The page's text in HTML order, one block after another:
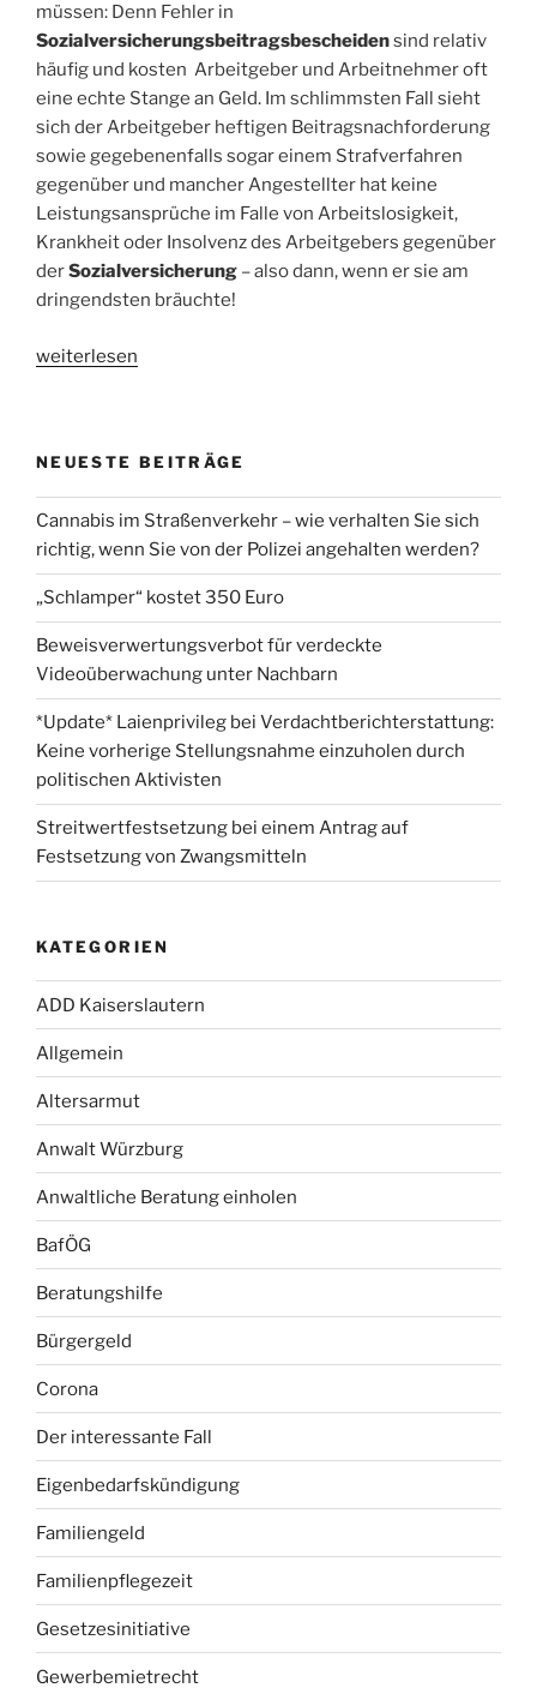
müssen: Denn Fehler in
Sozialversicherungsbeitragsbescheidensind relativ
häufig und kosten Arbeitgeber und Arbeitnehmer oft
eine echte Stange an Geld. Im schlimmsten Fall sieht
sich der Arbeitgeber heftigen Beitragsnachforderung
sowie gegebenenfalls sogar einem Strafverfahren
gegenüber und mancher Angestellter hat keine
Leistungsansprüche im Falle von Arbeitslosigkeit,
Krankheit oder Insolvenz des Arbeitgebers gegenüber
derSozialversicherung – also dann, wenn er sie am
dringendsten bräuchte!
„Die
in
Sozialversicherungsbeitragsbescheiden“
weiterlesen
NEUESTE BEITRÄGE
Cannabis im Straßenverkehr – wie verhalten Sie sich
richtig, wenn Sie von der Polizei angehalten werden?
„Schlamper“ kostet 350 Euro
Beweisverwertungsverbot für verdeckte
Videoüberwachung unter Nachbarn
*Update* Laienprivileg bei Verdachtberichterstattung:
Keine vorherige Stellungsnahme einzuholen durch
politischen Aktivisten
Streitwertfestsetzung bei einem Antrag auf
Festsetzung von Zwangsmitteln
KATEGORIEN
ADD Kaiserslautern
Allgemein
Altersarmut
Anwalt Würzburg
Anwaltliche Beratung einholen
BafÖG
Beratungshilfe
Bürgergeld
Corona
Der interessante Fall
Eigenbedarfskündigung
Familiengeld
Familienpflegezeit
Gesetzesinitiative
Gewerbemietrecht